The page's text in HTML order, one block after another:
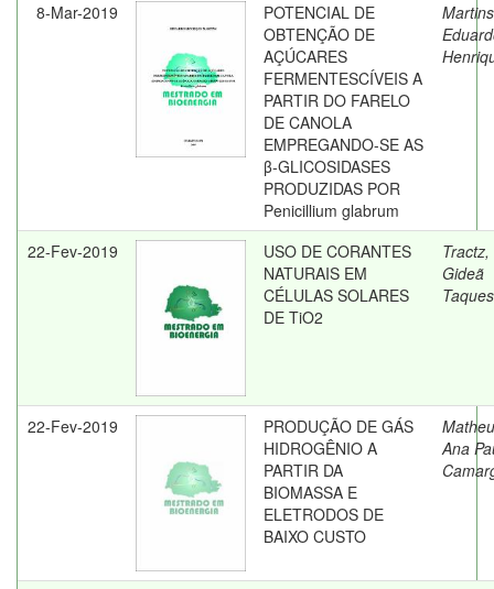
8-Mar-2019
POTENCIAL DE
OBTENÇÃO DE
AÇÚCARES
FERMENTESCÍVEIS A
PARTIR DO FARELO
DE CANOLA
EMPREGANDO-SE AS
β-GLICOSIDASES
PRODUZIDAS POR
Penicillium glabrum
22-Fev-2019
USO DE CORANTES
NATURAIS EM
CÉLULAS SOLARES
DE TiO2
Tractz,
Gideã
Taques
22-Fev-2019
PRODUÇÃO DE GÁS
HIDROGÊNIO A
PARTIR DA
BIOMASSA E
ELETRODOS DE
BAIXO CUSTO
Ana